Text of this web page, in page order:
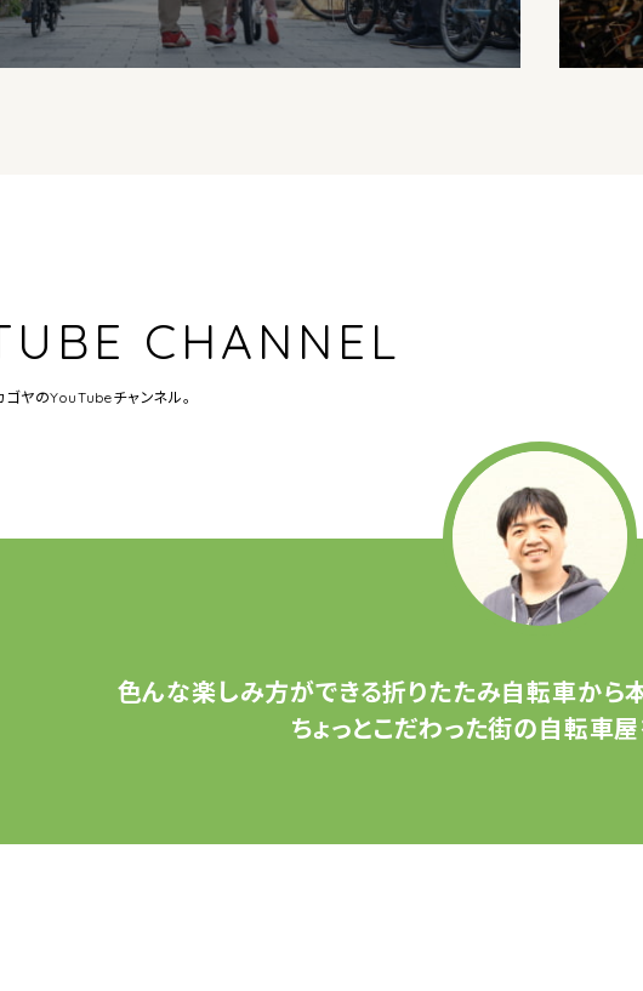
CHANNEL
ゴヤのYouTubeチャンネル。
色んな楽しみ方ができる折りたたみ自転車から
ちょっとこだわった街の自転車屋